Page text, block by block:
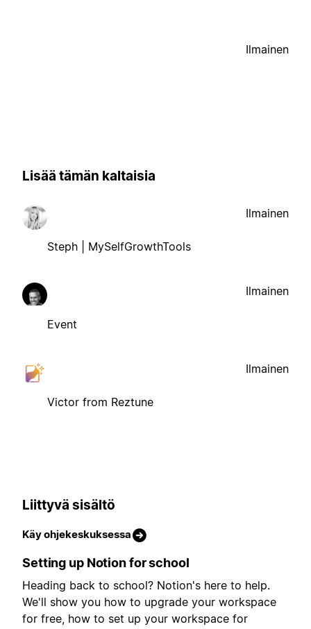
Ilmainen
Lisää tämän kaltaisia
Steph | MySelfGrowthTools
Ilmainen
Event
Ilmainen
Victor from Reztune
Ilmainen
Liittyvä sisältö
Käy ohjekeskuksessa
Setting up Notion for school
Heading back to school? Notion's here to help.
We'll show you how to upgrade your workspace
for free, how to set up your workspace for